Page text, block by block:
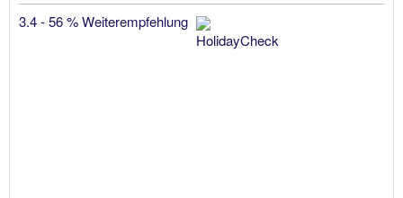
3.4 - 56 % Weiterempfehlung